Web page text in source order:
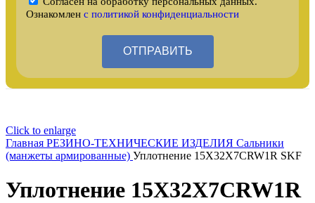
Ознакомлен с политикой конфиденциальности
ОТПРАВИТЬ
Click to enlarge
Главная РЕЗИНО-ТЕХНИЧЕСКИЕ ИЗДЕЛИЯ Сальники
(манжеты армированные) Уплотнение 15X32X7CRW1R SKF
Уплотнение 15X32X7CRW1R